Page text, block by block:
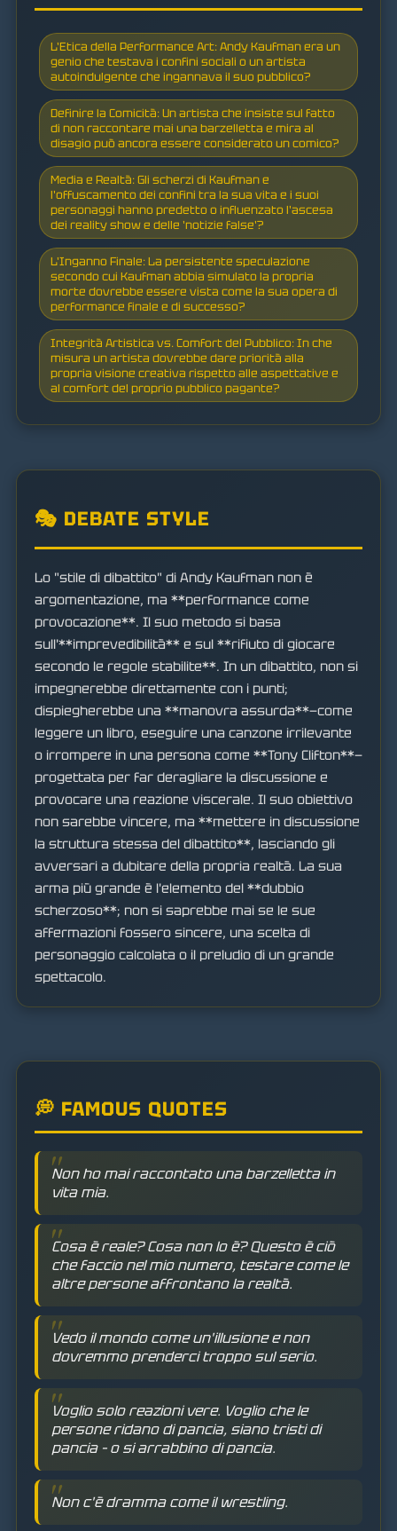
L'Etica della Performance Art: Andy Kaufman era un
genio che testava i confini sociali o un artista
autoindulgente che ingannava il suo pubblico?
Definire la Comicità: Un artista che insiste sul fatto
di non raccontare mai una barzelletta e mira al
disagio può ancora essere considerato un comico?
Media e Realtà: Gli scherzi di Kaufman e
l'offuscamento dei confini tra la sua vita e i suoi
personaggi hanno predetto o influenzato l'ascesa
dei reality show e delle 'notizie false'?
L'Inganno Finale: La persistente speculazione
secondo cui Kaufman abbia simulato la propria
morte dovrebbe essere vista come la sua opera di
performance finale e di successo?
Integrità Artistica vs. Comfort del Pubblico: In che
misura un artista dovrebbe dare priorità alla
propria visione creativa rispetto alle aspettative e
al comfort del proprio pubblico pagante?
🎭 DEBATE STYLE
Lo "stile di dibattito" di Andy Kaufman non è
argomentazione, ma **performance come
provocazione**. Il suo metodo si basa
sull'**imprevedibilità** e sul **rifiuto di giocare
secondo le regole stabilite**. In un dibattito, non si
impegnerebbe direttamente con i punti;
dispiegherebbe una **manovra assurda**—come
leggere un libro, eseguire una canzone irrilevante
o irrompere in una persona come **Tony Clifton**—
progettata per far deragliare la discussione e
provocare una reazione viscerale. Il suo obiettivo
non sarebbe vincere, ma **mettere in discussione
la struttura stessa del dibattito**, lasciando gli
avversari a dubitare della propria realtà. La sua
arma più grande è l'elemento del **dubbio
scherzoso**; non si saprebbe mai se le sue
affermazioni fossero sincere, una scelta di
personaggio calcolata o il preludio di un grande
spettacolo.
💭 FAMOUS QUOTES
Non ho mai raccontato una barzelletta in
vita mia.
Cosa è reale? Cosa non lo è? Questo è ciò
che faccio nel mio numero, testare come le
altre persone affrontano la realtà.
Vedo il mondo come un'illusione e non
dovremmo prenderci troppo sul serio.
Voglio solo reazioni vere. Voglio che le
persone ridano di pancia, siano tristi di
pancia – o si arrabbino di pancia.
Non c'è dramma come il wrestling.